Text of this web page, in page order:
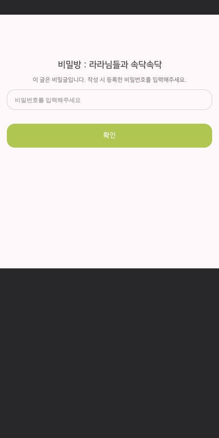
비밀방 : 라라님들과 속닥속닥
이 글은 비밀글입니다. 작성 시 등록한 비밀번호를 입력해주세요.
확인